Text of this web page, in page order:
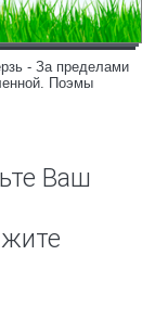
- За пределами
Поэмы
Ваш